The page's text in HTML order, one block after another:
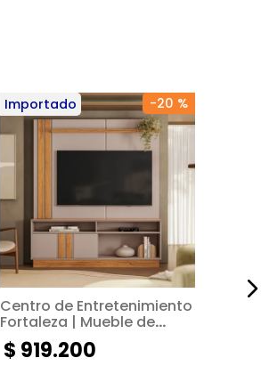
Importado -20 %
Centro de Entretenimiento
Fortaleza | Mueble de
Estilo Moderno | Mueble de
TV hasta de 55"
$ 919.200